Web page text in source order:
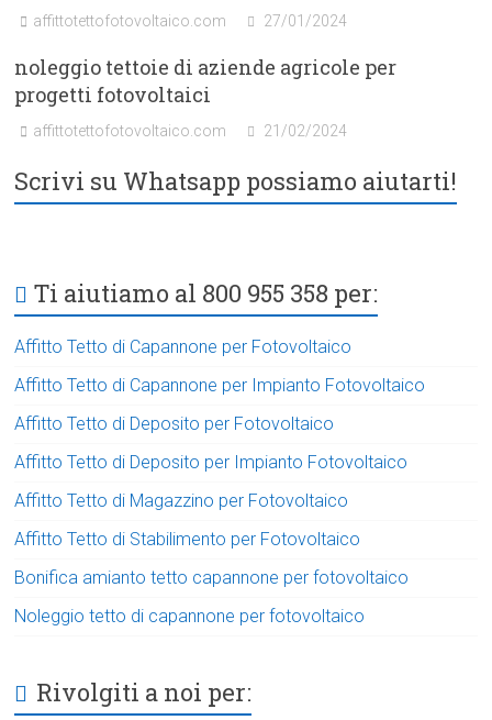
affittotettofotovoltaico.com 27/01/2024
noleggio tettoie di aziende agricole per
progetti fotovoltaici
affittotettofotovoltaico.com 21/02/2024
Scrivi su Whatsapp possiamo aiutarti!
Ti aiutiamo al 800 955 358 per:
Affitto Tetto di Capannone per Fotovoltaico
Affitto Tetto di Capannone per Impianto Fotovoltaico
Affitto Tetto di Deposito per Fotovoltaico
Affitto Tetto di Deposito per Impianto Fotovoltaico
Affitto Tetto di Magazzino per Fotovoltaico
Affitto Tetto di Stabilimento per Fotovoltaico
Bonifica amianto tetto capannone per fotovoltaico
Noleggio tetto di capannone per fotovoltaico
Rivolgiti a noi per: